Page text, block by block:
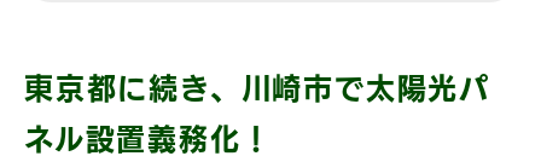
東京都に続き、川崎市で太陽光パ
ネル設置義務化！